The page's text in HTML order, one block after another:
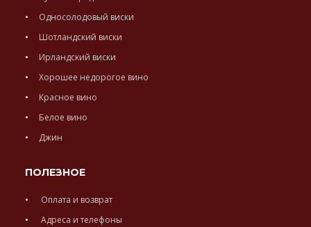
Односолодовый виски
Шотландский виски
Ирландский виски
Хорошее недорогое вино
Красное вино
Белое вино
Джин
ПОЛЕЗНОЕ
Оплата и возврат
Адреса и телефоны